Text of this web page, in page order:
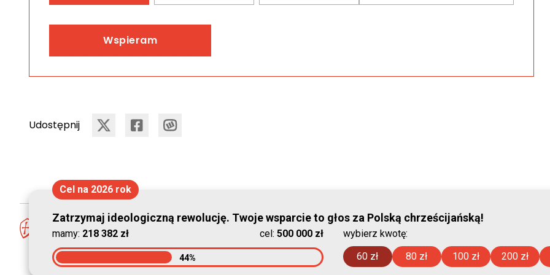
Wspieram
Udostępnij
©
Cel na 2026 rok
Zatrzymaj ideologiczną rewolucję. Twoje wsparcie to głos za Polską chrześcijańską!
mamy: 218 382 zł cel: 500 000 zł
44%
wybierz kwotę:
60 zł
80 zł 100 zł 200 zł